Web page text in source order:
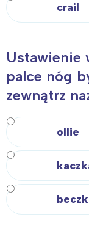
crail
Ustawienie
palce nóg
zewnątrz
ollie